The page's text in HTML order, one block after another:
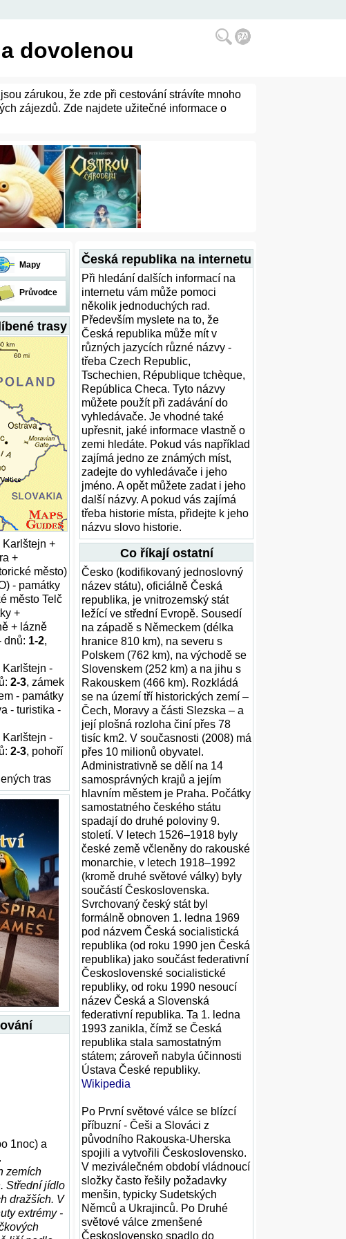
dovolenou
zárukou, že zde při cestování strávíte mnoho
zájezdů. Zde najdete užitečné informace o
Mapy
Průvodce
trasy
Karlštejn +
+
město)
- památky
město Telč
+
+ lázně
dnů: 1-2,
Karlštejn -
2-3, zámek
- památky
- turistika -
Karlštejn -
2-3, pohoří
tras
1noc) a
zemích
Střední jídlo
dražších. V
extrémy -
Česká republika na internetu
Při hledání dalších informací na
internetu vám může pomoci
několik jednoduchých rad.
Především myslete na to, že
Česká republika může mít v
různých jazycích různé názvy -
třeba Czech Republic,
Tschechien, République tchèque,
República Checa. Tyto názvy
můžete použít při zadávání do
vyhledávače. Je vhodné také
upřesnit, jaké informace vlastně o
zemi hledáte. Pokud vás například
zajímá jedno ze známých míst,
zadejte do vyhledávače i jeho
jméno. A opět můžete zadat i jeho
další názvy. A pokud vás zajímá
třeba historie místa, přidejte k jeho
názvu slovo historie.
Co říkají ostatní
Česko (kodifikovaný jednoslovný
název státu), oficiálně Česká
republika, je vnitrozemský stát
ležící ve střední Evropě. Sousedí
na západě s Německem (délka
hranice 810 km), na severu s
Polskem (762 km), na východě se
Slovenskem (252 km) a na jihu s
Rakouskem (466 km). Rozkládá
se na území tří historických zemí –
Čech, Moravy a části Slezska – a
její plošná rozloha činí přes 78
tisíc km2. V současnosti (2008) má
přes 10 milionů obyvatel.
Administrativně se dělí na 14
samosprávných krajů a jejím
hlavním městem je Praha. Počátky
samostatného českého státu
spadají do druhé poloviny 9.
století. V letech 1526–1918 byly
české země včleněny do rakouské
monarchie, v letech 1918–1992
(kromě druhé světové války) byly
součástí Československa.
Svrchovaný český stát byl
formálně obnoven 1. ledna 1969
pod názvem Česká socialistická
republika (od roku 1990 jen Česká
republika) jako součást federativní
Československé socialistické
republiky, od roku 1990 nesoucí
název Česká a Slovenská
federativní republika. Ta 1. ledna
1993 zanikla, čímž se Česká
republika stala samostatným
státem; zároveň nabyla účinnosti
Ústava České republiky.
Wikipedia
Po První světové válce se blízcí
příbuzní - Češi a Slováci z
původního Rakouska-Uherska
spojili a vytvořili Československo.
V meziválečném období vládnoucí
složky často řešily požadavky
menšin, typicky Sudetských
Němců a Ukrajinců. Po Druhé
světové válce zmenšené
Československo spadlo do